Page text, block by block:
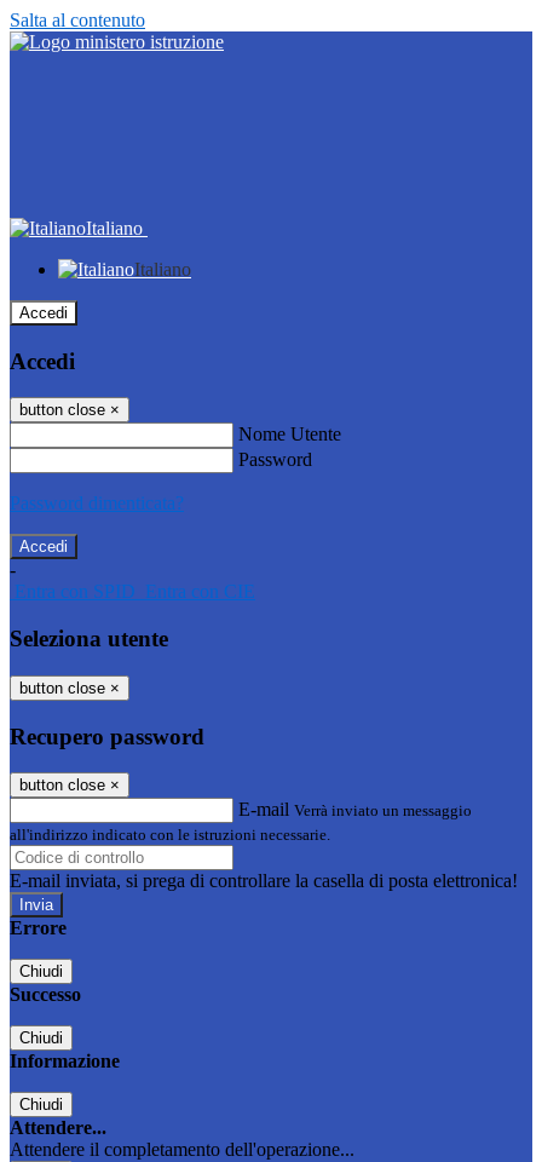
Salta al contenuto
Italiano
Italiano
Accedi
Accedi
button close ×
Nome Utente
Password
Password dimenticata?
-
Entra con SPID Entra con CIE
Seleziona utente
button close ×
Recupero password
button close ×
E-mail Verrà inviato un messaggio
all'indirizzo indicato con le istruzioni necessarie.
E-mail inviata, si prega di controllare la casella di posta elettronica!
Errore
Chiudi
Successo
Chiudi
Informazione
Chiudi
Attendere...
Attendere il completamento dell'operazione...